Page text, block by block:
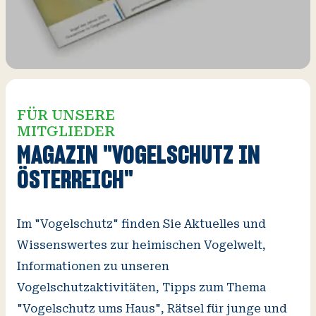
FÜR UNSERE
MITGLIEDER
MAGAZIN "VOGELSCHUTZ IN
ÖSTERREICH"
Im "Vogelschutz" finden Sie Aktuelles und
Wissenswertes zur heimischen Vogelwelt,
Informationen zu unseren
Vogelschutzaktivitäten, Tipps zum Thema
"Vogelschutz ums Haus", Rätsel für junge und